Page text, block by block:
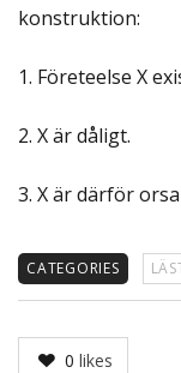
konstruktion:
1. Företeelse X
2. X är dåligt.
3. X är därför
CATEGORIES
0 likes